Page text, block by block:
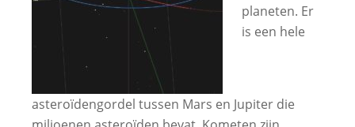
planeten. Er
is een hele
asteroïdengordel tussen Mars en Jupiter die